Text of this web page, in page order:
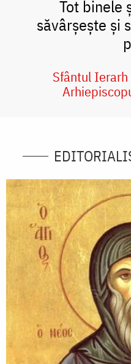
Tot binele
săvârșește și
Sfântul